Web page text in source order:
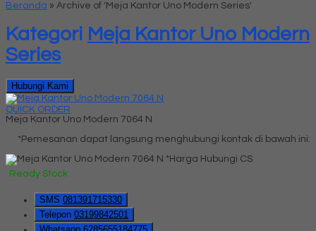
Beranda » Archive of 'Meja Kantor Uno Modern Series'
Kategori Meja Kantor Uno Modern
Series
Hubungi Kami
QUICK ORDER
Meja Kantor Uno Modern 7064 N
*Pemesanan dapat langsung menghubungi kontak di bawah ini:
*Harga Hubungi CS
Ready Stock
SMS 081391715330
Telepon 03199842501
Whatsapp 6285655184775